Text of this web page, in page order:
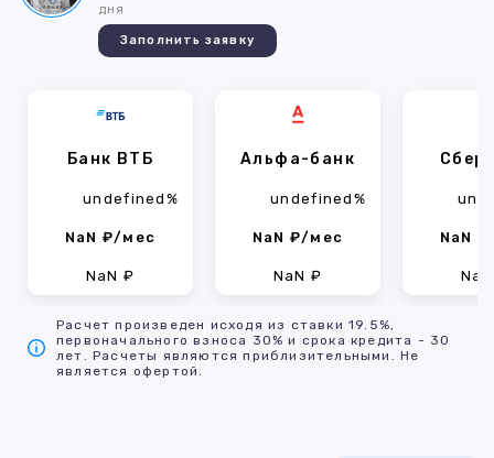
дня
Заполнить заявку
Банк ВТБ
undefined%
NaN ₽/мес
NaN ₽
Альфа-банк
undefined%
NaN ₽/мес
NaN ₽
NaN
Расчет произведен исходя из ставки 19.5%,
первоначального взноса 30% и срока кредита - 30
лет. Расчеты являются приблизительными. Не
является офертой.